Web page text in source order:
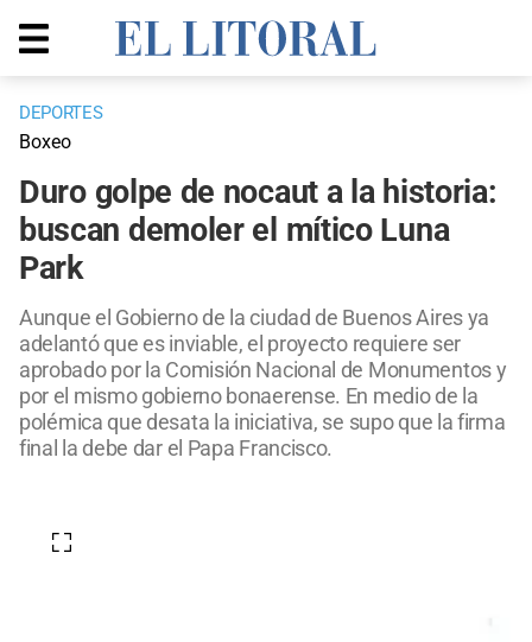
DEPORTES
Boxeo
Duro golpe de nocaut a la historia:
buscan demoler el mítico Luna
Park
Aunque el Gobierno de la ciudad de Buenos Aires ya
adelantó que es inviable, el proyecto requiere ser
aprobado por la Comisión Nacional de Monumentos y
por el mismo gobierno bonaerense. En medio de la
polémica que desata la iniciativa, se supo que la firma
final la debe dar el Papa Francisco.